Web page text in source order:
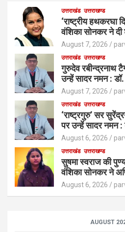
उत्तराखंड उत्तराखण्ड
‘राष्ट्रीय हथकरघा
वंशिका सोनकर ने दी
August 7, 2026
उत्तराखंड उत्तराखण्ड
गुरुदेव रबीन्द्रनाथ
उन्हें सादर नमन :
August 7, 2026
उत्तराखंड उत्तराखण्ड
‘राष्ट्रगुरु’ सर
पर उन्हें सादर नमन
August 6, 2026
उत्तराखंड उत्तराखण्ड
सुषमा स्वराज की
वंशिका सोनकर ने
August 6, 2026
AUGUST